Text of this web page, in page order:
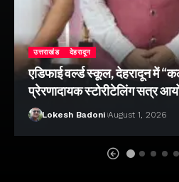
उत्तराखंड देहरादून
एडिफाई वर्ल्ड स्कूल, देहरादून में
प्रेरणादायक स्टोरीटेलिंग सत्र
Lokesh Badoni August 1, 2026